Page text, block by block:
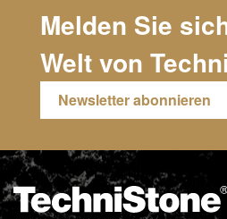
Melden Sie
Welt von
Newsletter abonnieren